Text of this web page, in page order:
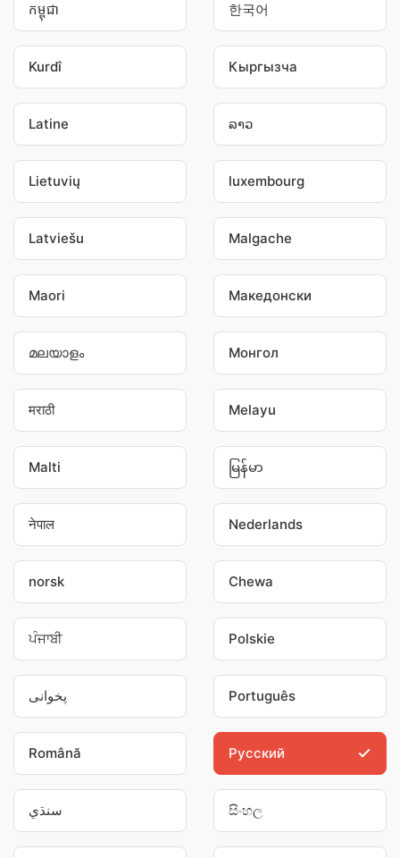
កម្ពុជា 한국어
Kurdî Кыргызча
Latine ລາວ
Lietuvių luxembourg
Latviešu Malgache
Maori Македонски
മലയാളം Монгол
मराठी Melayu
Malti မြန်မာ
नेपाल Nederlands
norsk Chewa
ਪੰਜਾਬੀ Polskie
پخوانی Português
Română Pусский
سنڌي සිංහල